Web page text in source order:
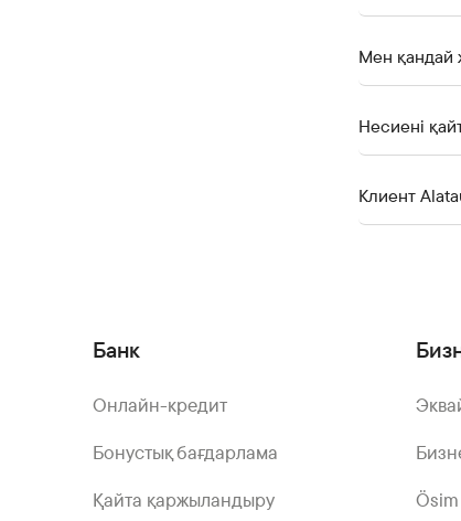
Мен қандай
Несиені
Клиент
Банк
Онлайн-кредит
Бонустық бағдарлама
Қайта қаржыландыру